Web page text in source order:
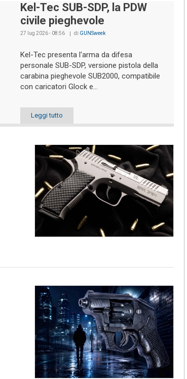
Kel-Tec SUB-SDP, la PDW
civile pieghevole
27 lug 2026 - 08:56 di GUNSweek
Kel-Tec presenta l'arma da difesa
personale SUB-SDP, versione pistola della
carabina pieghevole SUB2000, compatibile
con caricatori Glock e...
Leggi tutto